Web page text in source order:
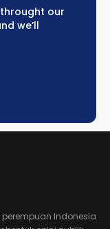
our
we’ll
Indonesia